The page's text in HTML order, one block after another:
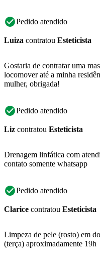
Pedido atendido
Luiza contratou Esteticista
Gostaria de contratar uma
locomover até a minha
mulher, obrigada!
Pedido atendido
Liz contratou Esteticista
Drenagem linfática com
contato somente whatsapp
Pedido atendido
Clarice contratou Esteticista
Limpeza de pele (rosto) em
(terça) aproximadamente 19h